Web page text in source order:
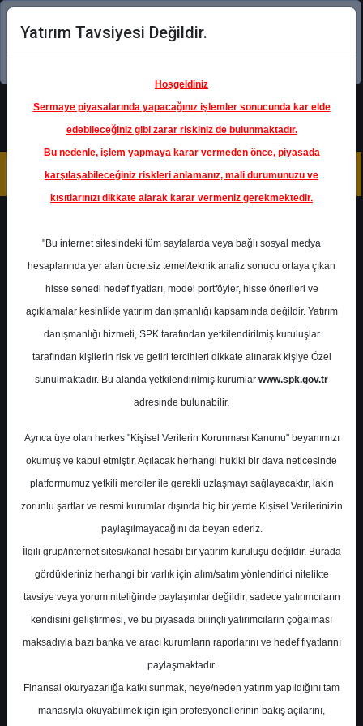
Şimdi uygulamayı indirin!
Ana Sayfa Raporlar
Deniz Yatırım
Rapor Detay
Hisse notu: PETKM -
Etilen-nafta makası
haftalık bazda artış
gösterdi/nötr
Deniz Yatırım 06 Temmuz 2026
Hisse notu: PETKM - Etilen-nafta makası
haftalık bazda artış gösterdi/nötr
Yatırım Tavsiyesi Değildir.
Hoşgeldiniz
Sermaye piyasalarında yapacağınız işlemler sonucunda kar elde
edebileceğiniz gibi zarar riskiniz de bulunmaktadır.
Bu nedenle, işlem yapmaya karar vermeden önce, piyasada
karşılaşabileceğiniz riskleri anlamanız, mali durumunuzu ve
kısıtlarınızı dikkate alarak karar vermeniz gerekmektedir.
"Bu internet sitesindeki tüm sayfalarda veya bağlı sosyal medya
hesaplarında yer alan ücretsiz temel/teknik analiz sonucu ortaya çıkan
hisse senedi hedef fiyatları, model portföyler, hisse önerileri ve
açıklamalar kesinlikle yatırım danışmanlığı kapsamında değildir. Yatırım
danışmanlığı hizmeti, SPK tarafından yetkilendirilmiş kuruluşlar
tarafından kişilerin risk ve getiri tercihleri dikkate alınarak kişiye Özel
sunulmaktadır. Bu alanda yetkilendirilmiş kurumlar www.spk.gov.tr
adresinde bulunabilir.
Ayrıca üye olan herkes "Kişisel Verilerin Korunması Kanunu" beyanımızı
okumuş ve kabul etmiştir. Açılacak herhangi hukiki bir dava neticesinde
platformumuz yetkili merciler ile gerekli uzlaşmayı sağlayacaktır, lakin
zorunlu şartlar ve resmi kurumlar dışında hiç bir yerde Kişisel Verilerinizin
paylaşılmayacağını da beyan ederiz.
İlgili grup/internet sitesi/kanal hesabı bir yatırım kuruluşu değildir. Burada
gördükleriniz herhangi bir varlık için alım/satım yönlendirici nitelikte
tavsiye veya yorum niteliğinde paylaşımlar değildir, sadece yatırımcıların
kendisini geliştirmesi, ve bu piyasada bilinçli yatırımcıların çoğalması
maksadıyla bazı banka ve aracı kurumların raporlarını ve hedef fiyatlarını
paylaşmaktadır.
Finansal okuryazarlığa katkı sunmak, neye/neden yatırım yapıldığını tam
manasıyla okuyabilmek için işin profesyonellerinin bakış açılarını,